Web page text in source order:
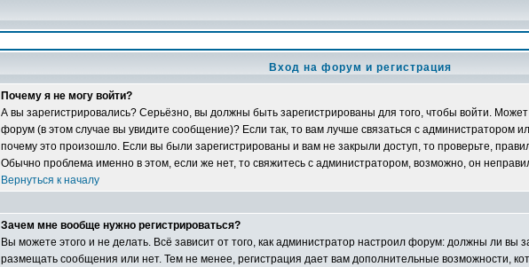
Вход на форум и регистрация
Почему я не могу войти?
А вы зарегистрировались? Серьёзно, вы должны быть зарегистрированы для того, чтобы войти.
форум (в этом случае вы увидите сообщение)? Если так, то вам лучше связаться с администратором
почему это произошло. Если вы были зарегистрированы и вам не закрыли доступ, то проверьте,
Обычно проблема именно в этом, если же нет, то свяжитесь с администратором, возможно, он
Вернуться к началу
Зачем мне вообще нужно регистрироваться?
Вы можете этого и не делать. Всё зависит от того, как администратор настроил форум: должны ли вы
размещать сообщения или нет. Тем не менее, регистрация дает вам дополнительные возможности,